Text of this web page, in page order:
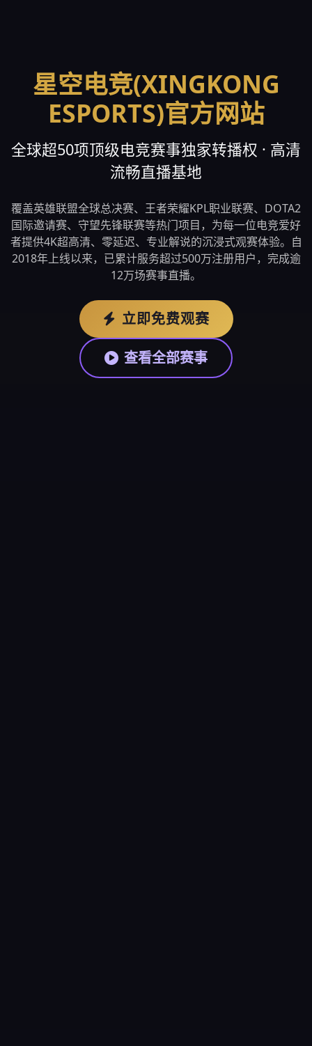
星空电竞(XINGKONG
ESPORTS)官方网站
全球超50项顶级电竞赛事独家转播权 · 高清
流畅直播基地
覆盖英雄联盟全球总决赛、王者荣耀KPL职业联赛、DOTA2
国际邀请赛、守望先锋联赛等热门项目，为每一位电竞爱好
者提供4K超高清、零延迟、专业解说的沉浸式观赛体验。自
2018年上线以来，已累计服务超过500万注册用户，完成逾
12万场赛事直播。
立即免费观赛
查看全部赛事